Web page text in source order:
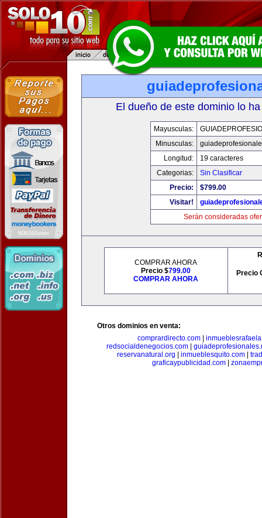
El dueño de este dominio lo
Mayusculas:
Minusculas:
Longitud:
19 caracteres
Categorias:
Sin Clasificar
Precio:
$799.00
Visitar!
Serán consideradas
COMPRAR AHORA
Precio $799.00
COMPRAR AHORA
Precio
Otros dominios en venta:
comprardirecto.com
redsocialdenegocios.com|
reservanatural.org
inmueblesquito.com
graficaypublicidad.com|